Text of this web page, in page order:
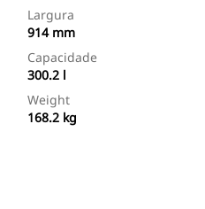
Largura
914 mm
Capacidade
300.2 l
Weight
168.2 kg